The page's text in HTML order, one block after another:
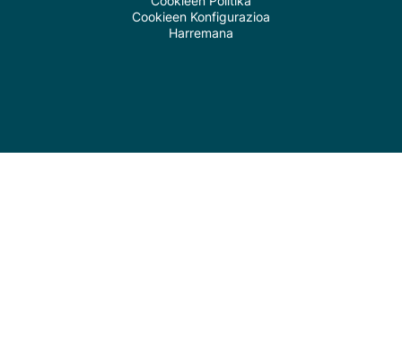
Cookieen Konfigurazioa
Harremana